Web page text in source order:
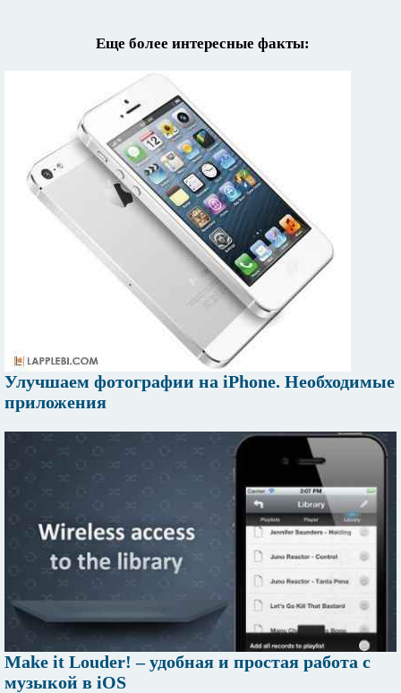
Еще более интересные факты:
Улучшаем фотографии на iPhone. Необходимые
приложения
Make it Louder! – удобная и простая работа с
музыкой в iOS